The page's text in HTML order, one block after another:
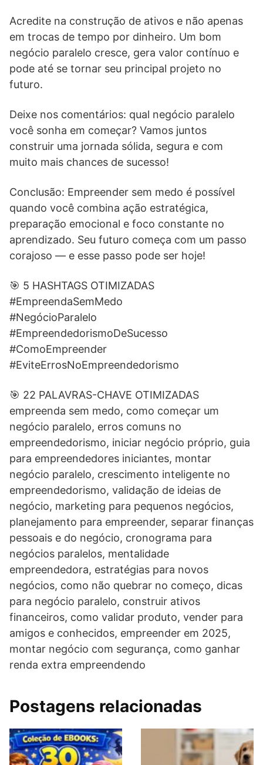
Acredite na construção de ativos e não apenas
em trocas de tempo por dinheiro. Um bom
negócio paralelo cresce, gera valor contínuo e
pode até se tornar seu principal projeto no
futuro.
Deixe nos comentários: qual negócio paralelo
você sonha em começar? Vamos juntos
construir uma jornada sólida, segura e com
muito mais chances de sucesso!
Conclusão: Empreender sem medo é possível
quando você combina ação estratégica,
preparação emocional e foco constante no
aprendizado. Seu futuro começa com um passo
corajoso — e esse passo pode ser hoje!
🎯 5 HASHTAGS OTIMIZADAS
#EmpreendaSemMedo
#NegócioParalelo
#EmpreendedorismoDeSucesso
#ComoEmpreender
#EviteErrosNoEmpreendedorismo
🎯 22 PALAVRAS-CHAVE OTIMIZADAS
empreenda sem medo, como começar um
negócio paralelo, erros comuns no
empreendedorismo, iniciar negócio próprio, guia
para empreendedores iniciantes, montar
negócio paralelo, crescimento inteligente no
empreendedorismo, validação de ideias de
negócio, marketing para pequenos negócios,
planejamento para empreender, separar finanças
pessoais e do negócio, cronograma para
negócios paralelos, mentalidade
empreendedora, estratégias para novos
negócios, como não quebrar no começo, dicas
para negócio paralelo, construir ativos
financeiros, como validar produto, vender para
amigos e conhecidos, empreender em 2025,
montar negócio com segurança, como ganhar
renda extra empreendendo
Postagens relacionadas